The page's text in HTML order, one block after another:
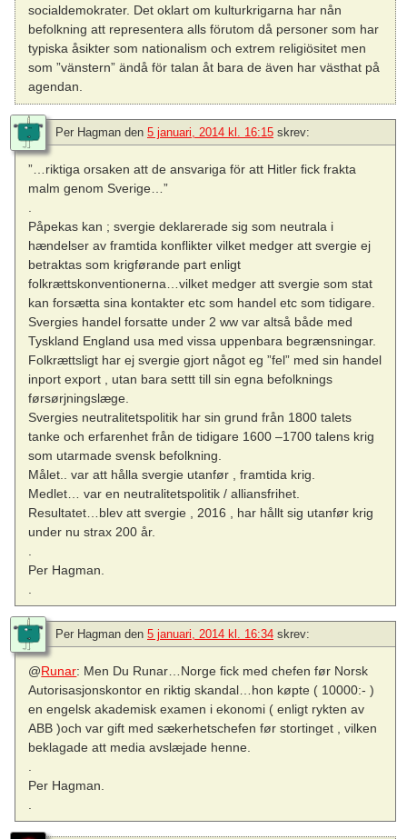
socialdemokrater. Det oklart om kulturkrigarna har nån
befolkning att representera alls förutom då personer som har
typiska åsikter som nationalism och extrem religiösitet men
som ”vänstern” ändå för talan åt bara de även har västhat på
agendan.
Per Hagman den 5 januari, 2014 kl. 16:15 skrev:
”…riktiga orsaken att de ansvariga för att Hitler fick frakta
malm genom Sverige…”
Påpekas kan ; svergie deklarerade sig som neutrala i
hændelser av framtida konflikter vilket medger att svergie ej
betraktas som krigførande part enligt
folkrættskonventionerna…vilket medger att svergie som stat
kan forsætta sina kontakter etc som handel etc som tidigare.
Svergies handel forsatte under 2 ww var altså både med
Tyskland England usa med vissa uppenbara begrænsningar.
Folkrættsligt har ej svergie gjort något eg ”fel” med sin handel
inport export , utan bara settt till sin egna befolknings
førsørjningslæge.
Svergies neutralitetspolitik har sin grund från 1800 talets
tanke och erfarenhet från de tidigare 1600 –1700 talens krig
som utarmade svensk befolkning.
Målet.. var att hålla svergie utanfør , framtida krig.
Medlet… var en neutralitetspolitik / alliansfrihet.
Resultatet…blev att svergie , 2016 , har hållt sig utanfør krig
under nu strax 200 år.
Per Hagman.
Per Hagman den 5 januari, 2014 kl. 16:34 skrev:
@Runar: Men Du Runar…Norge fick med chefen før Norsk
Autorisasjonskontor en riktig skandal…hon køpte ( 10000:- )
en engelsk akademisk examen i ekonomi ( enligt rykten av
ABB )och var gift med sækerhetschefen før stortinget , vilken
beklagade att media avslæjade henne.
Per Hagman.